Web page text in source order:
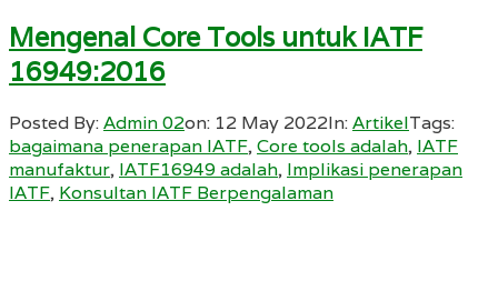
Mengenal Core Tools untuk IATF
16949:2016
Posted By:Admin 02on: 12 May 2022In:ArtikelTags:
bagaimana penerapan IATF,Core tools adalah, IATF
manufaktur, IATF16949 adalah, Implikasi penerapan
IATF, Konsultan IATF Berpengalaman